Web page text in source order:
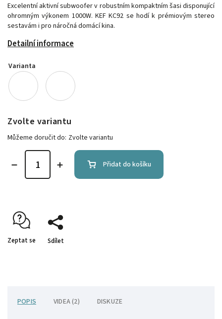
Excelentní aktivní subwoofer v robustním kompaktním šasi disponující
ohromným výkonem 1000W. KEF KC92 se hodí k prémiovým stereo
sestavám i pro náročná domácí kina.
Detailní informace
Varianta
Zvolte variantu
Můžeme doručit do: Zvolte variantu
Přidat do košíku
Zeptat se Sdílet
POPIS VIDEA (2) DISKUZE